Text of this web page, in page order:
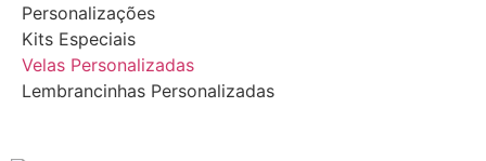
Personalizações
Kits Especiais
Velas Personalizadas
Lembrancinhas Personalizadas